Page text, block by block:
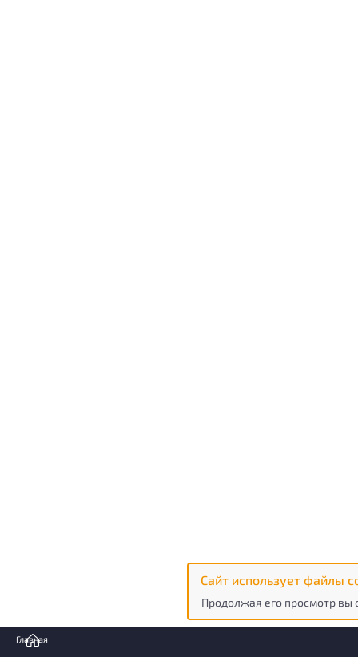
Сайт использует файлы
Продолжая его просмотр вы
Главная